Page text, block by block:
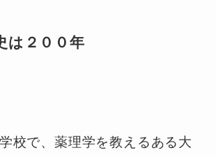
は２００年
校で、薬理学を教えるある大